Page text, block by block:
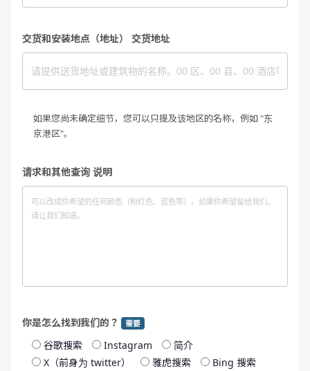
交货和安装地点（地址） 交货地址
如果您尚未确定细节，您可以只提及该地区的名称，例如 "东
京港区"。
请求和其他查询 说明
你是怎么找到我们的？ 需要
谷歌搜索 Instagram
简介
X（前身为 twitter）
雅虎搜索
Bing 搜索